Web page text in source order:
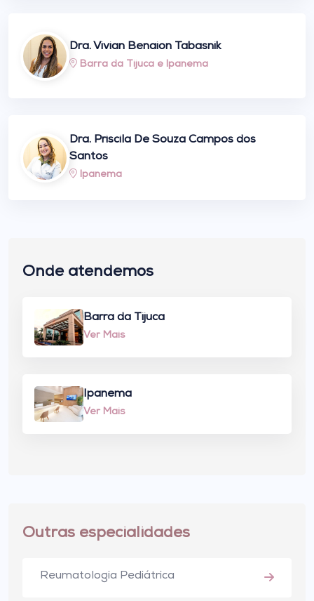
Dra. Vivian Benaion Tabasnik
Barra da Tijuca e Ipanema
Dra. Priscila De Souza Campos dos
Santos
Ipanema
Onde atendemos
Barra da Tijuca
Ver Mais
Ipanema
Ver Mais
Outras especialidades
Reumatologia Pediátrica